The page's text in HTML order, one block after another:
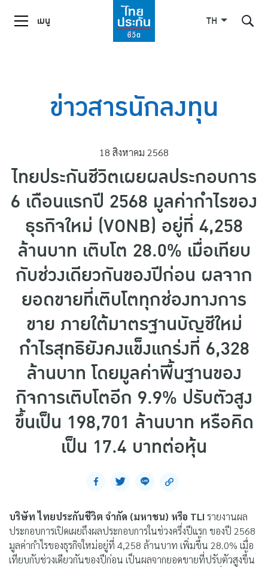
เมนู TH
ข่าวสารนักลงทุน
18 สิงหาคม 2568
ไทยประกันชีวิตเผยผลประกอบการ
6 เดือนแรกปี 2568 มูลค่ากำไรของ
ธุรกิจใหม่ (VONB) อยู่ที่ 4,258
ล้านบาท เติบโต 28.0% เมื่อเทียบ
กับช่วงเดียวกันของปีก่อน ผลจาก
ยอดขายที่เติบโตทุกช่องทางการ
ขาย ภายใต้มาตรฐานบัญชีใหม่
กำไรสุทธิยังคงแข็งแกร่งที่ 6,328
ล้านบาท โดยมูลค่าพื้นฐานของ
กิจการเติบโตอีก 9.9% ปรับตัวสูง
ขึ้นเป็น 198,701 ล้านบาท หรือคิด
เป็น 17.4 บาทต่อหุ้น
บริษัท ไทยประกันชีวิต จำกัด (มหาชน) หรือ TLI รายงานผล
ประกอบการเปิดเผยถึงผลประกอบการในช่วงครึ่งปีแรก ของปี 2568
มูลค่ากำไรของธุรกิจใหม่อยู่ที่ 4,258 ล้านบาท เพิ่มขึ้น 28.0% เมื่อ
เทียบกับช่วงเดียวกันของปีก่อน เป็นผลจากยอดขายที่ปรับตัวสูงขึ้น